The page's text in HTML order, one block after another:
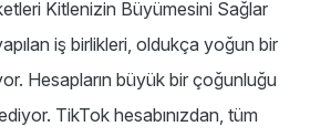
Kitlenizin Büyümesini Sağlar
iş birlikleri, oldukça yoğun bir
Hesapların büyük bir çoğunluğu
TikTok hesabınızdan, tüm